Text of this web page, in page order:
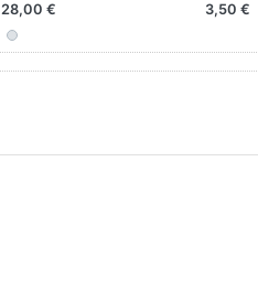
28,00 € 3,50 €